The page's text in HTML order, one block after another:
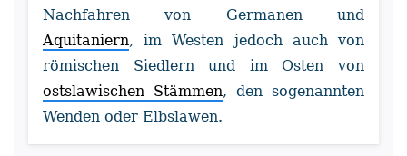
Nachfahren von Germanen und
Aquitaniern, im Westen jedoch auch von
römischen Siedlern und im Osten von
ostslawischen Stämmen, den sogenannten
Wenden oder Elbslawen.